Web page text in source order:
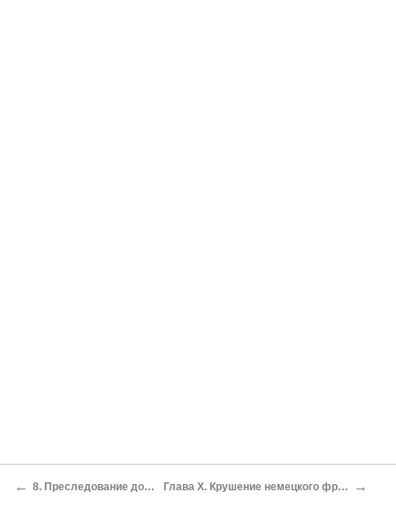
← 8. Преследование до имперской границы Глава X. Крушение немецкого фронта на Востоке летом 1944 г. →